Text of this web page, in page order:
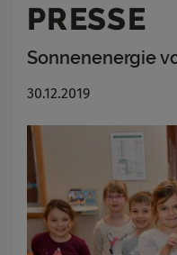
PRESSE
Sonnenenergie
30.12.2019